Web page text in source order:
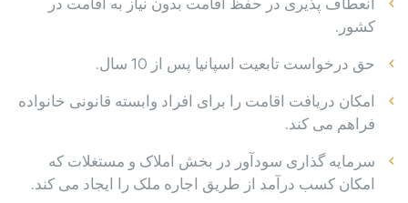
کشور.
حق درخواست تابعیت اسپانیا پس از 10 سال.
امکان دریافت اقامت را برای افراد وابسته قانونی خانواده
فراهم می کند.
سرمایه گذاری سودآور در بخش املاک و مستغلات که
امکان کسب درآمد از طریق اجاره ملک را ایجاد می کند.